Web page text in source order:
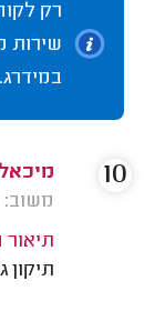
רק
שירות
במידרג.
משוב: 12/06/2025
תיאור
תיקון
10